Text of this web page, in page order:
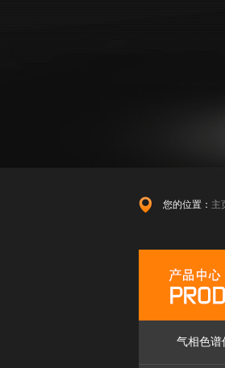
您的位置： 主
气相色谱